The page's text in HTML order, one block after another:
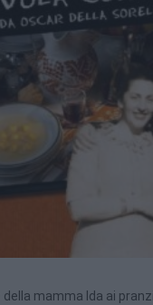
della mamma Ida ai